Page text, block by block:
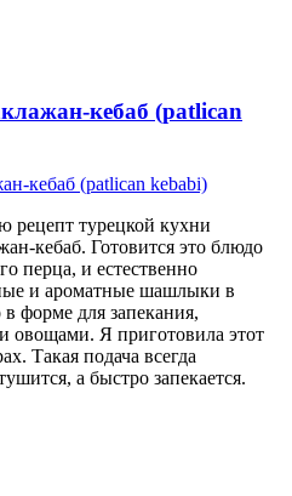
кебаб (patlican
турецкой кухни
кебаб. Готовится это блюдо
перца, и естественно
и ароматные шашлыки в
форме для запекания,
овощами. Я приготовила этот
Такая подача всегда
а быстро запекается.